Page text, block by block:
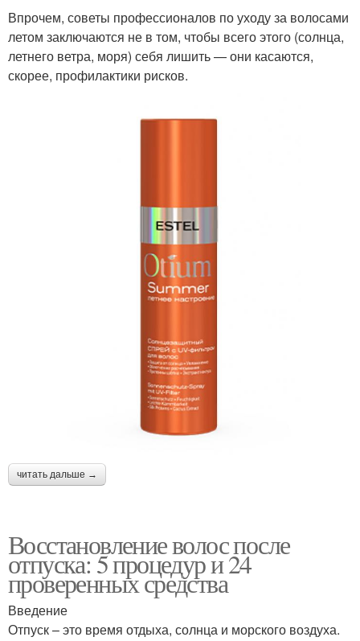
Впрочем, советы профессионалов по уходу за волосами
летом заключаются не в том, чтобы всего этого (солнца,
летнего ветра, моря) себя лишить — они касаются,
скорее, профилактики рисков.
читать дальше →
Восстановление волос после
отпуска: 5 процедур и 24
проверенных средства
Введение
Отпуск – это время отдыха, солнца и морского воздуха.